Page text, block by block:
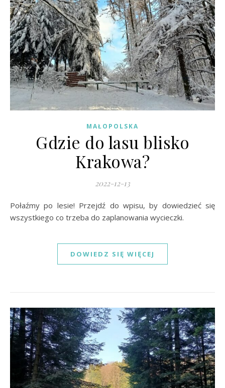
MAŁOPOLSKA
Gdzie do lasu blisko
Krakowa?
2022-12-13
Połaźmy po lesie! Przejdź do wpisu, by dowiedzieć się
wszystkiego co trzeba do zaplanowania wycieczki.
DOWIEDZ SIĘ WIĘCEJ